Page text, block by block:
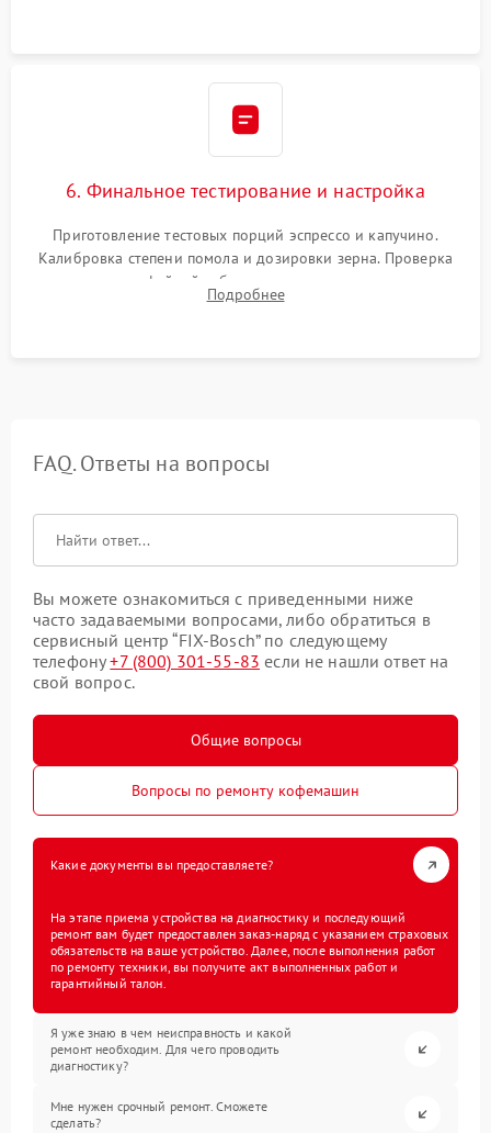
6. Финальное тестирование и настройка
Приготовление тестовых порций эспрессо и капучино.
Калибровка степени помола и дозировки зерна. Проверка
плотности кофейной таблетки, температуры напитка и
качества молочной пены. Контроль отсутствия посторонних
Подробнее
FAQ. Ответы на вопросы
Вы можете ознакомиться с приведенными ниже
часто задаваемыми вопросами, либо обратиться в
сервисный центр “FIX-Bosch” по следующему
телефону+7 (800) 301-55-83 если не нашли ответ на
свой вопрос.
Общие вопросы
Вопросы по ремонту кофемашин
Какие документы вы предоставляете?
На этапе приема устройства на диагностику и последующий
ремонт вам будет предоставлен заказ-наряд с указанием страховых
обязательств на ваше устройство. Далее, после выполнения работ
по ремонту техники, вы получите акт выполненных работ и
гарантийный талон.
Я уже знаю в чем неисправность и какой
ремонт необходим. Для чего проводить
диагностику?
Мне нужен срочный ремонт. Сможете
сделать?